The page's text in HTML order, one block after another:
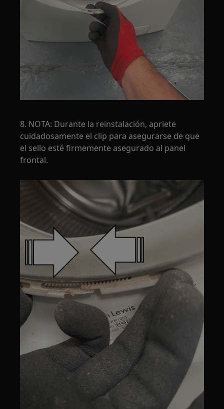
8. NOTA: Durante la reinstalación, apriete
cuidadosamente el clip para asegurarse de que
el sello esté firmemente asegurado al panel
frontal.